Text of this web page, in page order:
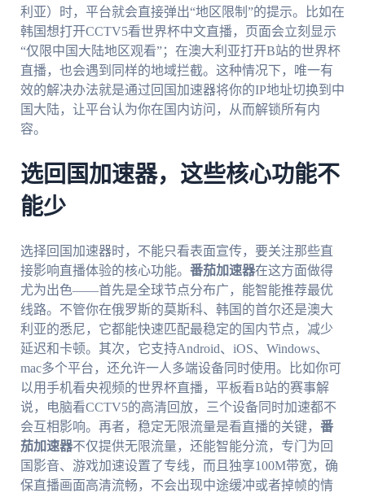
利亚）时，平台就会直接弹出“地区限制”的提示。比如在
韩国想打开CCTV5看世界杯中文直播，页面会立刻显示
“仅限中国大陆地区观看”；在澳大利亚打开B站的世界杯
直播，也会遇到同样的地域拦截。这种情况下，唯一有
效的解决办法就是通过回国加速器将你的IP地址切换到中
国大陆，让平台认为你在国内访问，从而解锁所有内
容。
选回国加速器，这些核心功能不
能少
选择回国加速器时，不能只看表面宣传，要关注那些直
接影响直播体验的核心功能。 番茄加速器在这方面做得
尤为出色——首先是全球节点分布广，能智能推荐最优
线路。不管你在俄罗斯的莫斯科、韩国的首尔还是澳大
利亚的悉尼，它都能快速匹配最稳定的国内节点，减少
延迟和卡顿。其次，它支持Android、iOS、Windows、
mac多个平台，还允许一人多端设备同时使用。比如你可
以用手机看央视频的世界杯直播，平板看B站的赛事解
说，电脑看CCTV5的高清回放，三个设备同时加速都不
会互相影响。再者，稳定无限流量是看直播的关键， 番
茄加速器不仅提供无限流量，还能智能分流，专门为回
国影音、游戏加速设置了专线，而且独享100M带宽，确
保直播画面高清流畅，不会出现中途缓冲或者掉帧的情